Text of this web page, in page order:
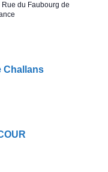
i
du Faubourg de
Challans